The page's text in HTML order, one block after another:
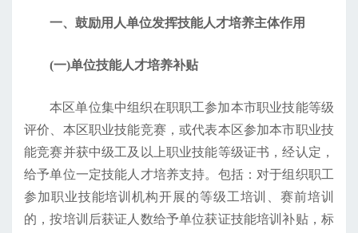
一、鼓励用人单位发挥技能人才培养主体作用
(一)单位技能人才培养补贴
本区单位集中组织在职职工参加本市职业技能等级
评价、本区职业技能竞赛，或代表本区参加本市职业技
能竞赛并获中级工及以上职业技能等级证书，经认定，
给予单位一定技能人才培养支持。包括：对于组织职工
参加职业技能培训机构开展的等级工培训、赛前培训
的，按培训后获证人数给予单位获证技能培训补贴，标